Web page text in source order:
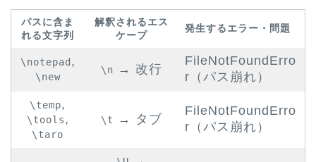
パスに含ま
れる文字列
解釈されるエス
ケープ
発生するエラー・問題
\notepad ,
\new
\n → 改行
FileNotFoundErro
r（パス崩れ）
\temp,
\tools,
\taro
\t → タブ
FileNotFoundErro
r（パス崩れ）